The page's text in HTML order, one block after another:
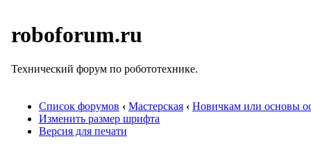
roboforum.ru
Технический форум по робототехнике.
Список форумов ‹ Мастерская ‹ Новичкам или основы
Изменить размер шрифта
Версия для печати